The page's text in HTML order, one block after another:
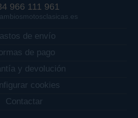
966 111 961
de envío
de pago
y devolución
cookies
Contactar